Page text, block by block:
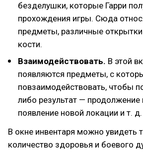
безделушки, которые Гарри
прохождения игры. Сюда
предметы, различные
кости.
Взаимодействовать. В этой
появляются предметы, с
повзаимодействовать, чтобы
либо результат — продолжение
появление новой локации и т. д.
В окне инвентаря можно увидеть
количество здоровья и боевого